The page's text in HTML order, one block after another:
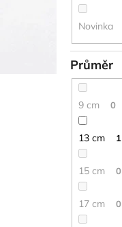
Novinka
Průměr
9 cm 0
13 cm 1
15 cm 0
17 cm 0